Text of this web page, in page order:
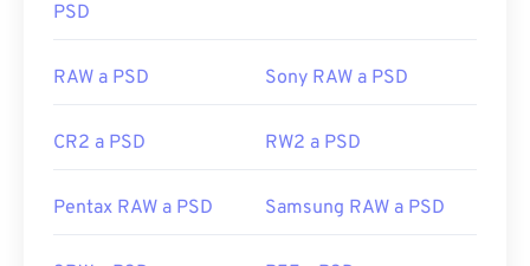
PSD
RAW a PSD Sony RAW a PSD
CR2 a PSD RW2 a PSD
Pentax RAW a PSD Samsung RAW a PSD